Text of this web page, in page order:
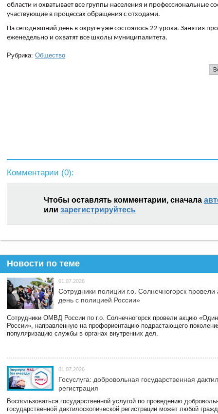
области и охватывает все группы населения и профессиональные
участвующие в процессах обращения с отходами.
На сегодняшний день в округе уже состоялось 22 урока. Занятия
еженедельно и охватят все школы муниципалитета.
Рубрика: Общество
Комментарии (0):
Чтобы оставлять комментарии, сначала
или зарегистрируйтесь
Новости по теме
01.07.2026
Сотрудники полиции г.о. Солнечногорск
день с полицией России»
Сотрудники ОМВД России по г.о. Солнечногорск провели акцию
России», направленную на профориентацию подрастающего
популяризацию службы в органах внутренних дел.
01.07.2026
Госуслуга: добровольная государственная
регистрация
Воспользоваться государственной услугой по проведению
государственной дактилоскопической регистрации может любой